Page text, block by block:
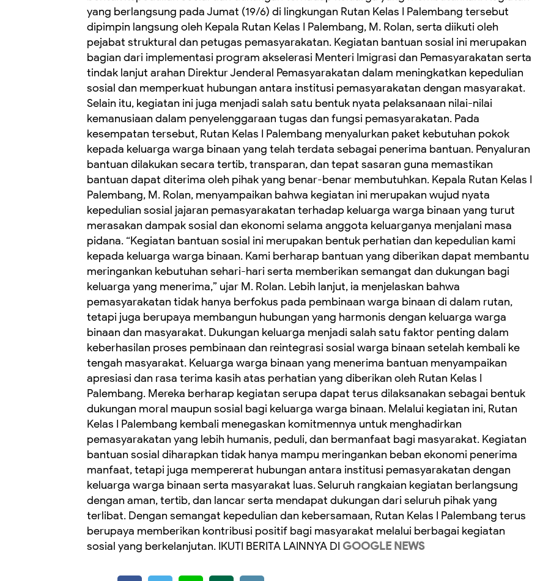
yang berlangsung pada Jumat (19/6) di lingkungan Rutan Kelas I Palembang tersebut
dipimpin langsung oleh Kepala Rutan Kelas I Palembang, M. Rolan, serta diikuti oleh
pejabat struktural dan petugas pemasyarakatan. Kegiatan bantuan sosial ini merupakan
bagian dari implementasi program akselerasi Menteri Imigrasi dan Pemasyarakatan serta
tindak lanjut arahan Direktur Jenderal Pemasyarakatan dalam meningkatkan kepedulian
sosial dan memperkuat hubungan antara institusi pemasyarakatan dengan masyarakat.
Selain itu, kegiatan ini juga menjadi salah satu bentuk nyata pelaksanaan nilai-nilai
kemanusiaan dalam penyelenggaraan tugas dan fungsi pemasyarakatan. Pada
kesempatan tersebut, Rutan Kelas I Palembang menyalurkan paket kebutuhan pokok
kepada keluarga warga binaan yang telah terdata sebagai penerima bantuan. Penyaluran
bantuan dilakukan secara tertib, transparan, dan tepat sasaran guna memastikan
bantuan dapat diterima oleh pihak yang benar-benar membutuhkan. Kepala Rutan Kelas I
Palembang, M. Rolan, menyampaikan bahwa kegiatan ini merupakan wujud nyata
kepedulian sosial jajaran pemasyarakatan terhadap keluarga warga binaan yang turut
merasakan dampak sosial dan ekonomi selama anggota keluarganya menjalani masa
pidana. “Kegiatan bantuan sosial ini merupakan bentuk perhatian dan kepedulian kami
kepada keluarga warga binaan. Kami berharap bantuan yang diberikan dapat membantu
meringankan kebutuhan sehari-hari serta memberikan semangat dan dukungan bagi
keluarga yang menerima,” ujar M. Rolan. Lebih lanjut, ia menjelaskan bahwa
pemasyarakatan tidak hanya berfokus pada pembinaan warga binaan di dalam rutan,
tetapi juga berupaya membangun hubungan yang harmonis dengan keluarga warga
binaan dan masyarakat. Dukungan keluarga menjadi salah satu faktor penting dalam
keberhasilan proses pembinaan dan reintegrasi sosial warga binaan setelah kembali ke
tengah masyarakat. Keluarga warga binaan yang menerima bantuan menyampaikan
apresiasi dan rasa terima kasih atas perhatian yang diberikan oleh Rutan Kelas I
Palembang. Mereka berharap kegiatan serupa dapat terus dilaksanakan sebagai bentuk
dukungan moral maupun sosial bagi keluarga warga binaan. Melalui kegiatan ini, Rutan
Kelas I Palembang kembali menegaskan komitmennya untuk menghadirkan
pemasyarakatan yang lebih humanis, peduli, dan bermanfaat bagi masyarakat. Kegiatan
bantuan sosial diharapkan tidak hanya mampu meringankan beban ekonomi penerima
manfaat, tetapi juga mempererat hubungan antara institusi pemasyarakatan dengan
keluarga warga binaan serta masyarakat luas. Seluruh rangkaian kegiatan berlangsung
dengan aman, tertib, dan lancar serta mendapat dukungan dari seluruh pihak yang
terlibat. Dengan semangat kepedulian dan kebersamaan, Rutan Kelas I Palembang terus
berupaya memberikan kontribusi positif bagi masyarakat melalui berbagai kegiatan
sosial yang berkelanjutan. IKUTI BERITA LAINNYA DI GOOGLE NEWS